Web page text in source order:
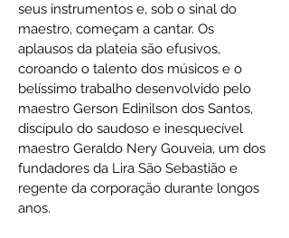
seus instrumentos e, sob o sinal do
maestro, começam a cantar. Os
aplausos da plateia são efusivos,
coroando o talento dos músicos e o
belíssimo trabalho desenvolvido pelo
maestro Gerson Edinilson dos Santos,
discípulo do saudoso e inesquecível
maestro Geraldo Nery Gouveia, um dos
fundadores da Lira São Sebastião e
regente da corporação durante longos
anos.